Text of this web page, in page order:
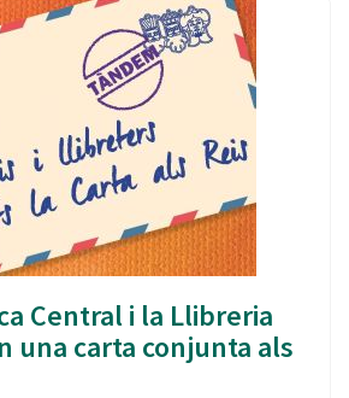
Central i la Llibreria
una carta conjunta als